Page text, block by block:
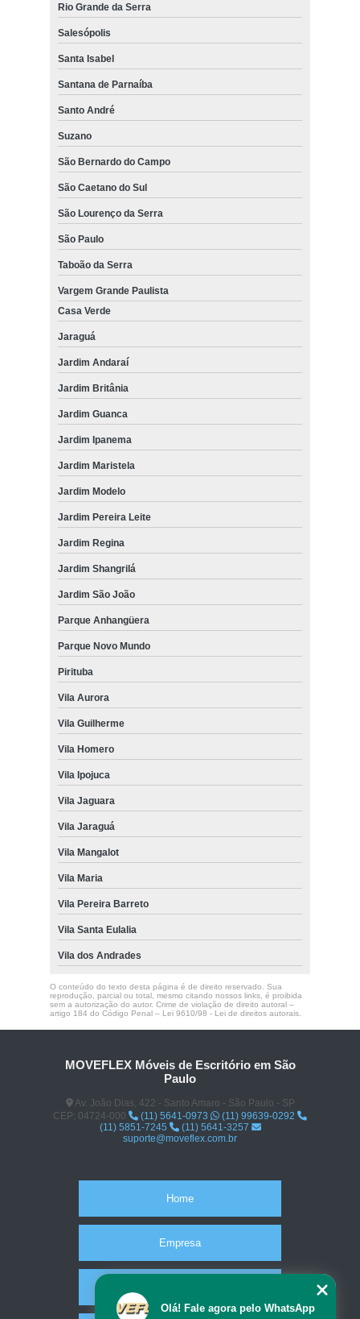
Rio Grande da Serra
Salesópolis
Santa Isabel
Santana de Parnaíba
Santo André
Suzano
São Bernardo do Campo
São Caetano do Sul
São Lourenço da Serra
São Paulo
Taboão da Serra
Vargem Grande Paulista
Casa Verde
Jaraguá
Jardim Andaraí
Jardim Britânia
Jardim Guanca
Jardim Ipanema
Jardim Maristela
Jardim Modelo
Jardim Pereira Leite
Jardim Regina
Jardim Shangrilá
Jardim São João
Parque Anhangüera
Parque Novo Mundo
Pirituba
Vila Aurora
Vila Guilherme
Vila Homero
Vila Ipojuca
Vila Jaguara
Vila Jaraguá
Vila Mangalot
Vila Maria
Vila Pereira Barreto
Vila Santa Eulalia
Vila dos Andrades
O conteúdo do texto desta página é de direito reservado. Sua
reprodução, parcial ou total, mesmo citando nossos links, é proibida
sem a autorização do autor. Crime de violação de direito autoral –
artigo 184 do Código Penal – Lei 9610/98 - Lei de direitos autorais.
MOVEFLEX Móveis de Escritório em São
Paulo
Av. João Dias, 422 - Santo Amaro - São Paulo - SP
CEP: 04724-000
(11) 5641-0973
(11) 99639-0292
(11) 5851-7245
(11) 5641-3257
suporte@moveflex.com.br
Home
Empresa
Olá! Fale agora pelo WhatsApp